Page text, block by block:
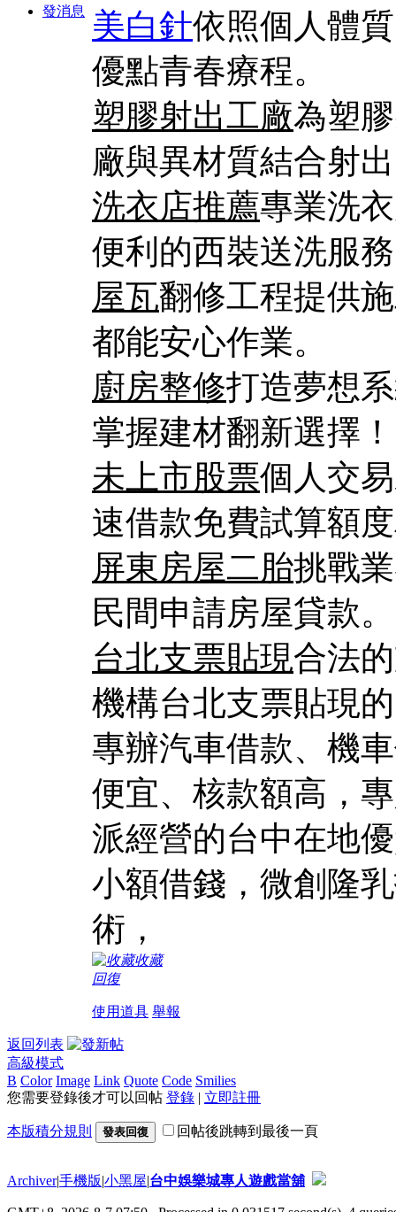
發消息
美白針依照個人體
優點青春療程。
塑膠射出工廠為塑
廠與異材質結合射
洗衣店推薦專業洗
便利的西裝送洗服
屋瓦翻修工程提供
都能安心作業。
廚房整修打造夢想
掌握建材翻新選擇！
未上市股票個人交
速借款免費試算額
屏東房屋二胎挑戰
民間申請房屋貸款。
台北支票貼現合法
機構台北支票貼現
專辦汽車借款、機
便宜、核款額高，
派經營的台中在地
小額借錢，微創隆
術，
收藏
回復
使用道具 舉報
返回列表
高級模式
B Color Image Link Quote Code Smilies
您需要登錄後才可以回帖 登錄 | 立即註冊
本版積分規則 發表回復 回帖後跳轉到最後一頁
Archiver|手機版|小黑屋|台中娛樂城專人遊戲當舖